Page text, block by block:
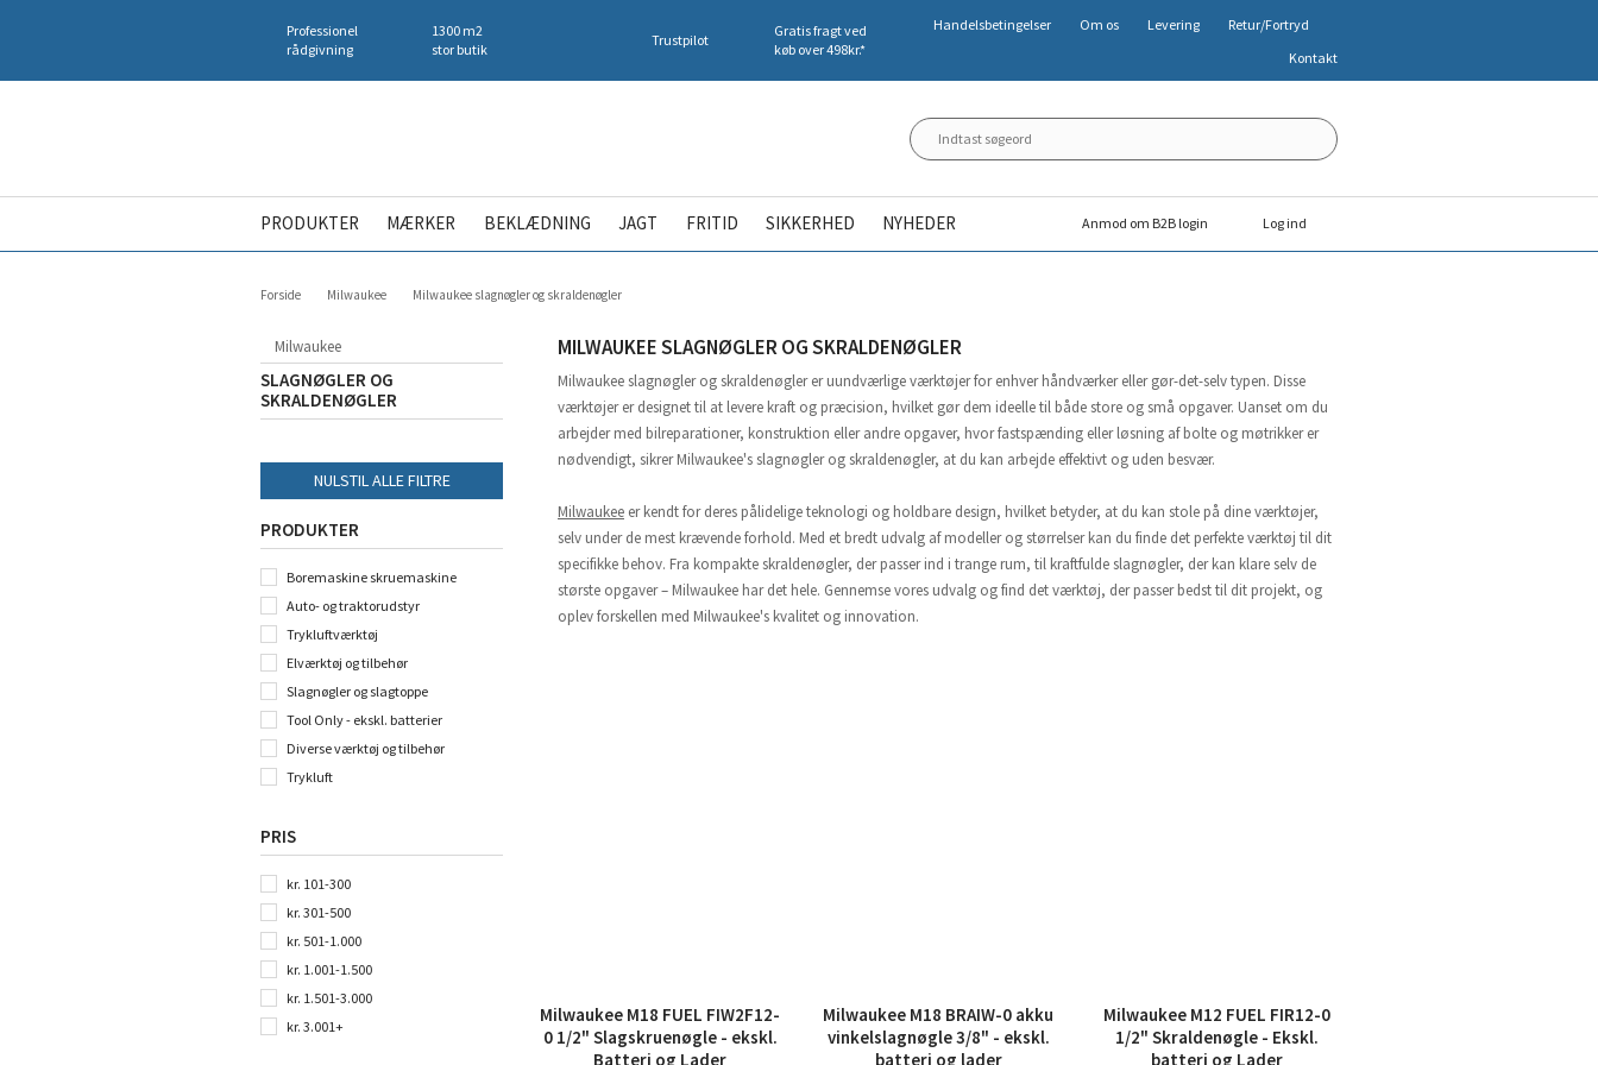
Professionel
rådgivning
1300 m2
stor butik
Trustpilot
Gratis fragt ved
køb over 498kr.*
Handelsbetingelser Om os Levering
Retur/Fortryd
Kontakt
PRODUKTER MÆRKER BEKLÆDNING JAGT FRITID SIKKERHED NYHEDER Anmod om B2B login Log ind
Forside Milwaukee Milwaukee slagnøgler og skraldenøgler
Milwaukee
SLAGNØGLER OG
SKRALDENØGLER
NULSTIL ALLE FILTRE
PRODUKTER
Boremaskine skruemaskine
Auto- og traktorudstyr
Trykluftværktøj
Elværktøj og tilbehør
Slagnøgler og slagtoppe
Tool Only - ekskl. batterier
Diverse værktøj og tilbehør
Trykluft
PRIS
kr. 101-300
kr. 301-500
kr. 501-1.000
kr. 1.001-1.500
kr. 1.501-3.000
kr. 3.001+
MILWAUKEE SLAGNØGLER OG SKRALDENØGLER
Milwaukee slagnøgler ogskraldenøglerer uundværlige værktøjer for enhver håndværker eller gør-det-selv typen. Disse
værktøjer er designet til at levere kraft og præcision, hvilket gør dem ideelle til både store og små opgaver. Uanset om du
arbejder med bilreparationer, konstruktion eller andre opgaver, hvor fastspænding eller løsning af bolte og møtrikker er
nødvendigt, sikrer Milwaukee's slagnøgler og skraldenøgler, at du kan arbejde effektivt og uden besvær.
Milwaukee er kendt for deres pålidelige teknologi og holdbare design, hvilket betyder, at du kan stole på dine værktøjer,
selv under de mest krævende forhold. Med et bredt udvalg af modeller og størrelser kan du finde det perfekte værktøj til dit
specifikke behov. Fra kompakte skraldenøgler, der passer ind i trange rum, til kraftfulde slagnøgler, der kan klare selv de
største opgaver – Milwaukee har det hele. Gennemse vores udvalg og find det værktøj, der passer bedst til dit projekt, og
oplev forskellen med Milwaukee's kvalitet og innovation.
Milwaukee M18 FUEL FIW2F12-
0 1/2" Slagskruenøgle - ekskl.
Milwaukee M18 BRAIW-0 akku
vinkelslagnøgle 3/8" - ekskl.
Milwaukee M12 FUEL FIR12-0
1/2" Skraldenøgle - Ekskl.